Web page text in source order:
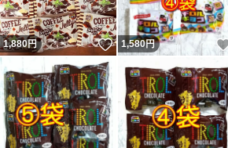
1,880円 いいね！
1,580円